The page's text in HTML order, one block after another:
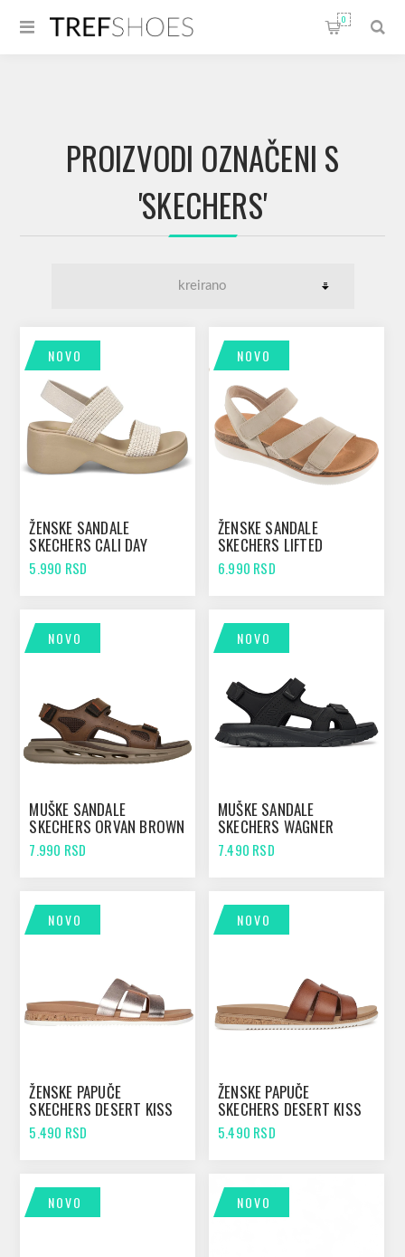
0
PROIZVODI OZNAČENI S
'SKECHERS'
NOVO
ŽENSKE SANDALE
SKECHERS CALI DAY
OFFWHITE
5.990 RSD
NOVO
ŽENSKE SANDALE
SKECHERS LIFTED
COMFORT TAUPE
6.990 RSD
NOVO
MUŠKE SANDALE
SKECHERS ORVAN BROWN
7.990 RSD
NOVO
MUŠKE SANDALE
SKECHERS WAGNER
BLACK
7.490 RSD
NOVO
ŽENSKE PAPUČE
SKECHERS DESERT KISS
LOW ROSE GOLD
5.490 RSD
NOVO
ŽENSKE PAPUČE
SKECHERS DESERT KISS
LOW CHESTNUT
5.490 RSD
NOVO NOVO